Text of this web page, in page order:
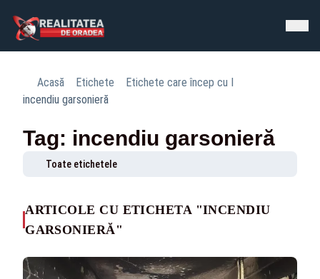
Acasă Etichete
Etichete care încep cu I
incendiu garsonieră
Tag: incendiu garsonieră
Toate etichetele
ARTICOLE CU ETICHETA "INCENDIU
GARSONIERĂ"